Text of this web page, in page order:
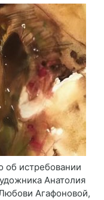
об истребовании
Анатолия
Агафоновой,